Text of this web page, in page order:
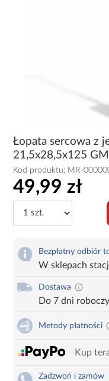
Łopata sercowa z
21,5x28,5x125
Kod produktu: MR-
49,99 zł
Bezpłatny odbiór
W sklepach
Dostawa
Do 7 dni
Metody płatności
Kup
Zadzwoń i zamów